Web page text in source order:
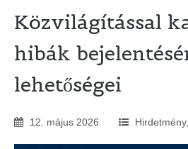
Közvilágítással
hibák
lehetőségei
12 május 2026 Hirdetmény,